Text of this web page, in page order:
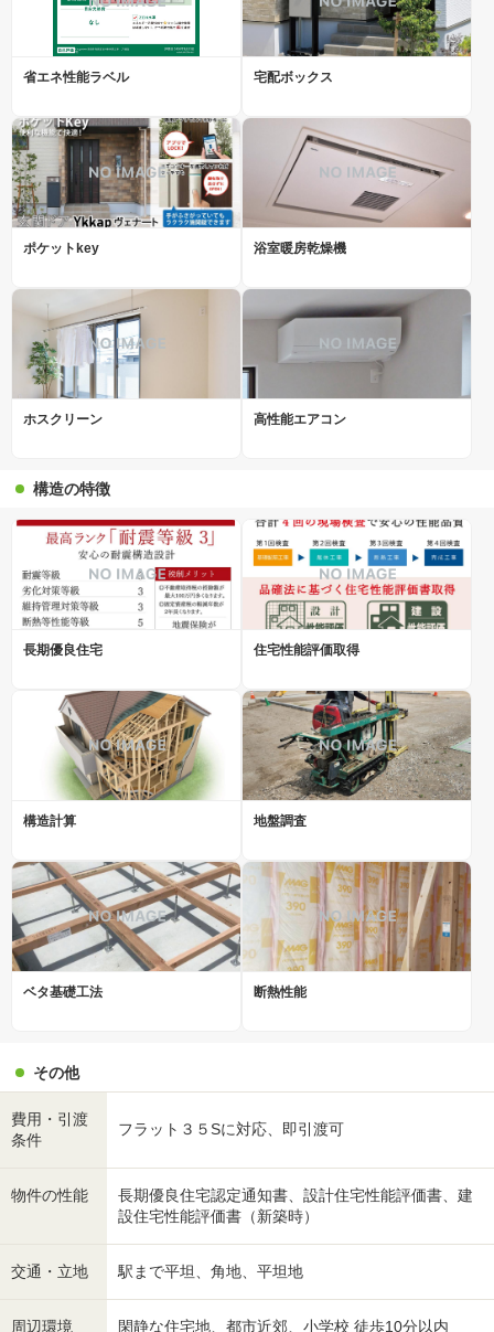
省エネ性能ラベル 宅配ボックス
ポケットkey 浴室暖房乾燥機
ホスクリーン 高性能エアコン
構造の特徴
長期優良住宅 住宅性能評価取得
構造計算 地盤調査
ベタ基礎工法 断熱性能
その他
費用・引渡
条件
フラット３５Sに対応、即引渡可
物件の性能
長期優良住宅認定通知書、設計住宅性能評価書、建
設住宅性能評価書（新築時）
交通・立地 駅まで平坦、角地、平坦地
周辺環境 閑静な住宅地、都市近郊、小学校 徒歩10分以内